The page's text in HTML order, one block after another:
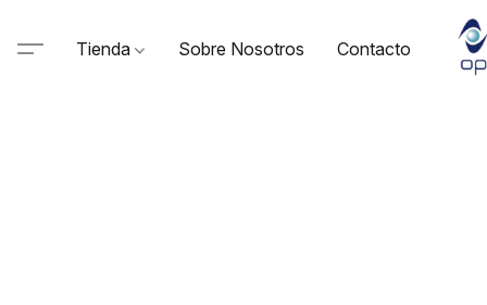
Tienda Sobre Nosotros Contacto